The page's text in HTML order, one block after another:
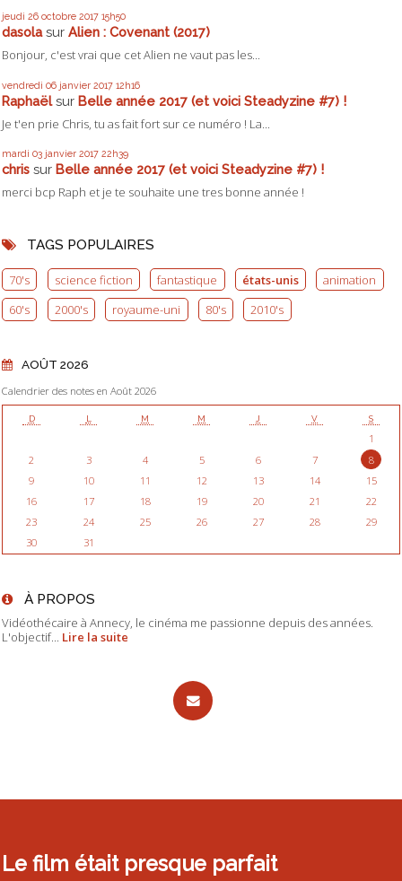
jeudi 26 octobre 2017 15h50
dasolasur Alien : Covenant (2017)
Bonjour, c'est vrai que cet Alien ne vaut pas les...
vendredi 06 janvier 2017 12h16
Raphaëlsur Belle année 2017 (et voici Steadyzine #7) !
Je t'en prie Chris, tu as fait fort sur ce numéro ! La...
mardi 03 janvier 2017 22h39
chris sur Belle année 2017 (et voici Steadyzine #7) !
merci bcp Raph et je te souhaite une tres bonne année !
TAGS POPULAIRES
70's science fiction fantastique états-unis
animation
60's
2000's royaume-uni 80's 2010's
AOÛT 2026
Calendrier des notes en Août 2026
D L M M J V S
1
2
3 4 5 6 7
8
9
10 11 12 13 14
15
16
17 18 19 20 21
22
23
24 25 26 27 28
29
30
31
À PROPOS
Vidéothécaire à Annecy, le cinéma me passionne depuis des années.
L'objectif... Lire la suite
Le film était presque parfait